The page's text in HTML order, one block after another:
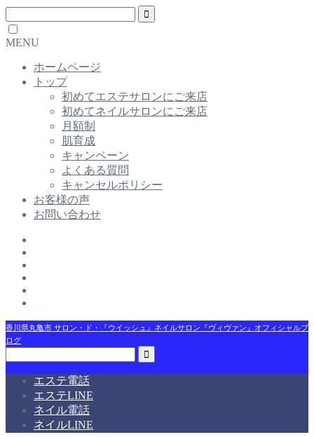
MENU
ホームページ
トップ
初めてエステサロンにご来店
初めてネイルサロンにご来店
月額制
肌育成
キャンペーン
よくある質問
キャンセルポリシー
お客様の声
お問い合わせ
香川県丸亀市 サロン・ド・『ウイッシュ』ネイルサロン『ヴィヴァン』オフィシャルブ
ログ
エステ電話
エステLINE
ネイル電話
ネイルLINE